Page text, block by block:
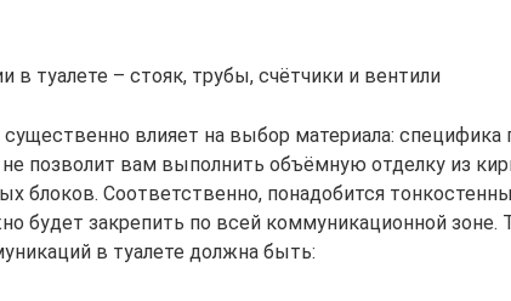
в туалете – стояк, трубы, счётчики и вентили
влияет на выбор материала: специфика
позволит вам выполнить объёмную отделку из
блоков. Соответственно, понадобится
будет закрепить по всей коммуникационной зоне.
в туалете должна быть: